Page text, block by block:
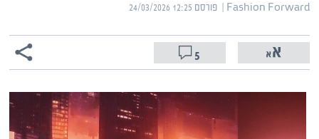
Fashion Forward | ‏ פורסם ‎24/03/2026 12:25
5